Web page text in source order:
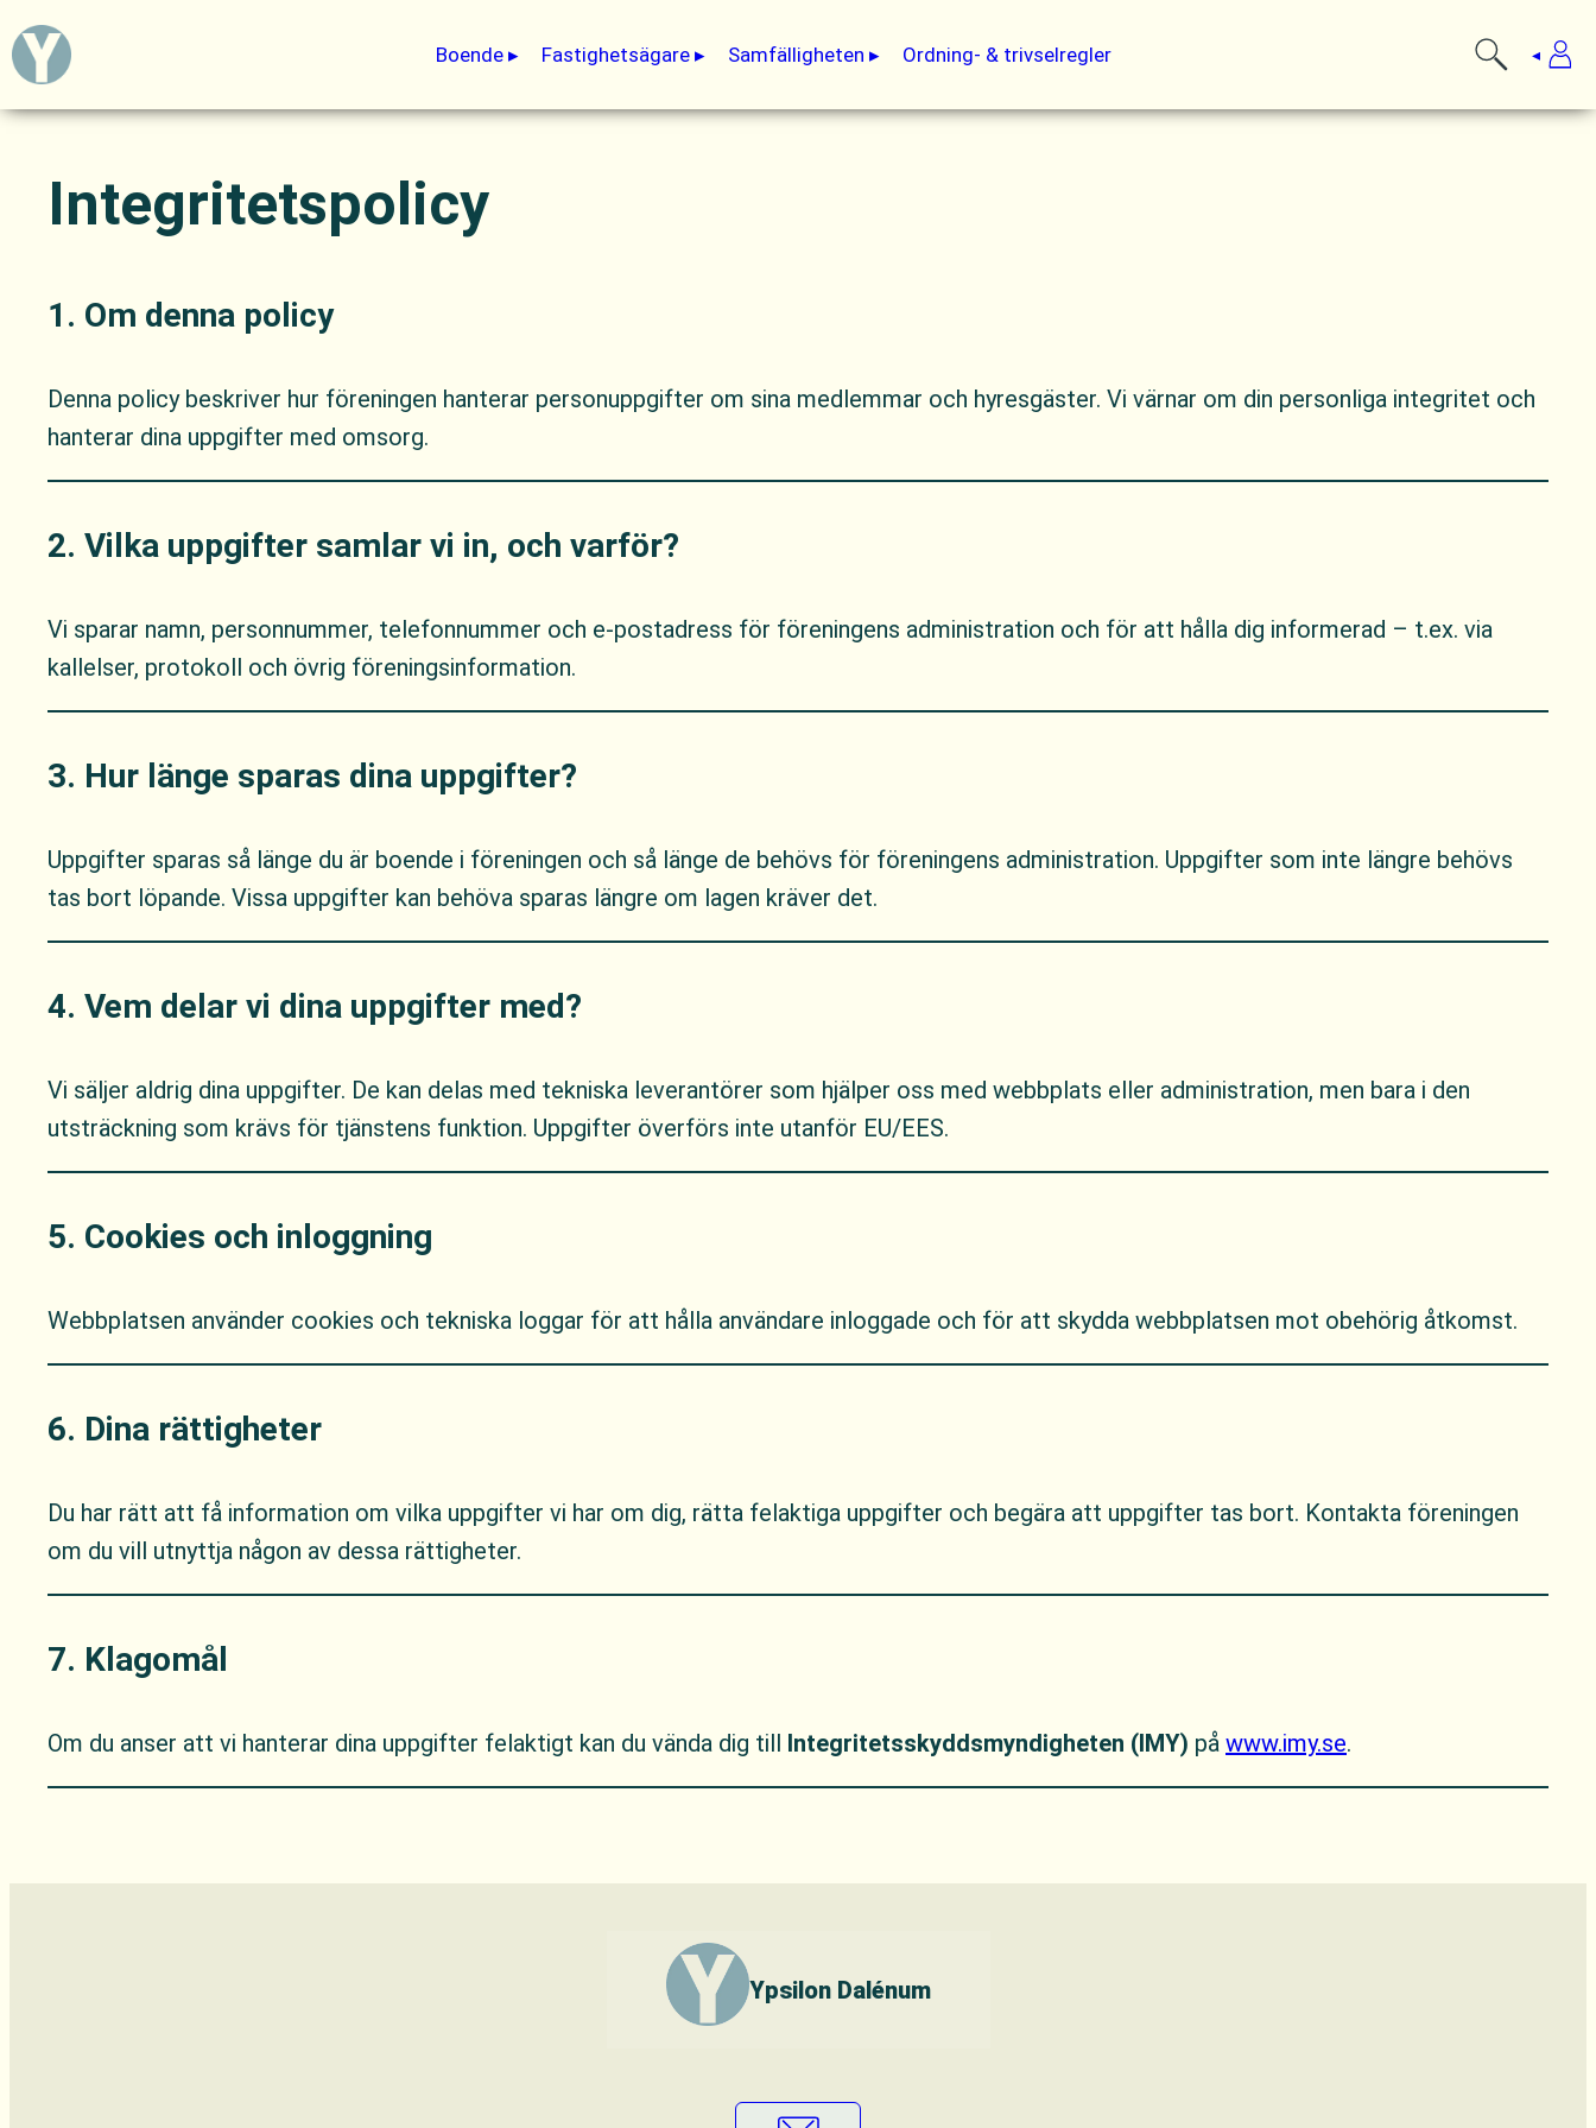
Hoppa
till
innehåll
Boende Fastighetsägare Samfälligheten Ordning- & trivselregler
Integritetspolicy
1. Om denna policy
Denna policy beskriver hur föreningen hanterar personuppgifter om sina medlemmar och hyresgäster. Vi värnar om din personliga integritet och
hanterar dina uppgifter med omsorg.
2. Vilka uppgifter samlar vi in, och varför?
Vi sparar namn, personnummer, telefonnummer och e-postadress för föreningens administration och för att hålla dig informerad – t.ex. via
kallelser, protokoll och övrig föreningsinformation.
3. Hur länge sparas dina uppgifter?
Uppgifter sparas så länge du är boende i föreningen och så länge de behövs för föreningens administration. Uppgifter som inte längre behövs
tas bort löpande. Vissa uppgifter kan behöva sparas längre om lagen kräver det.
4. Vem delar vi dina uppgifter med?
Vi säljer aldrig dina uppgifter. De kan delas med tekniska leverantörer som hjälper oss med webbplats eller administration, men bara i den
utsträckning som krävs för tjänstens funktion. Uppgifter överförs inte utanför EU/EES.
5. Cookies och inloggning
Webbplatsen använder cookies och tekniska loggar för att hålla användare inloggade och för att skydda webbplatsen mot obehörig åtkomst.
6. Dina rättigheter
Du har rätt att få information om vilka uppgifter vi har om dig, rätta felaktiga uppgifter och begära att uppgifter tas bort. Kontakta föreningen
om du vill utnyttja någon av dessa rättigheter.
7. Klagomål
Om du anser att vi hanterar dina uppgifter felaktigt kan du vända dig till Integritetsskyddsmyndigheten (IMY) på www.imy.se.
Ypsilon Dalénum